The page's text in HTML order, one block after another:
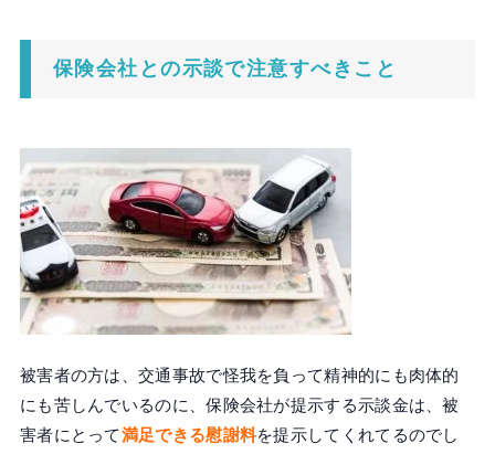
保険会社との示談で注意すべきこと
被害者の方は、交通事故で怪我を負って精神的にも肉体的
にも苦しんでいるのに、保険会社が提示する示談金は、被
害者にとって満足できる慰謝料を提示してくれてるのでし